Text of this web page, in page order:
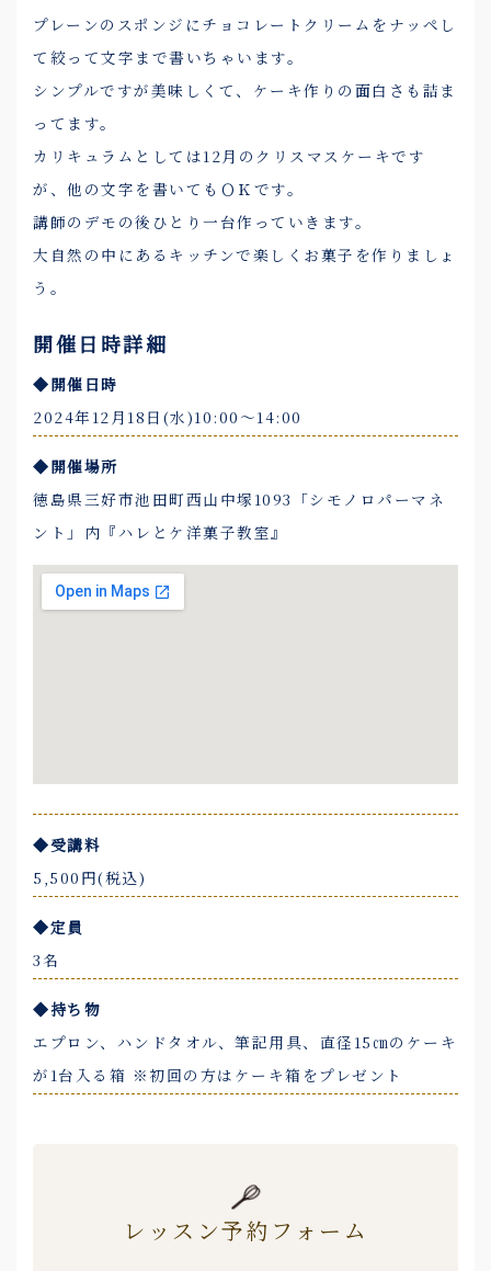
プレーンのスポンジにチョコレートクリームをナッペし
て絞って文字まで書いちゃいます。
シンプルですが美味しくて、ケーキ作りの面白さも詰ま
ってます。
カリキュラムとしては12月のクリスマスケーキです
が、他の文字を書いてもＯＫです。
講師のデモの後ひとり一台作っていきます。
大自然の中にあるキッチンで楽しくお菓子を作りましょ
う。
開催日時詳細
◆開催日時
2024年12月18日(水)10:00〜14:00
◆開催場所
徳島県三好市池田町西山中塚1093「シモノロパーマネ
ント」内『ハレとケ洋菓子教室』
◆受講料
5,500円(税込)
◆定員
3名
◆持ち物
エプロン、ハンドタオル、筆記用具、直径15㎝のケーキ
が1台入る箱 ※初回の方はケーキ箱をプレゼント
レッスン予約フォーム